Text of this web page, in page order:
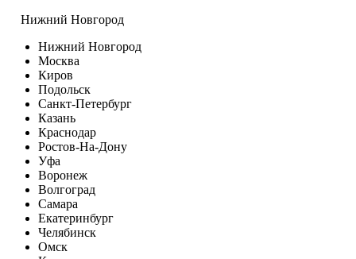
Нижний Новгород
Нижний Новгород
Москва
Киров
Подольск
Санкт-Петербург
Казань
Краснодар
Ростов-На-Дону
Уфа
Воронеж
Волгоград
Самара
Екатеринбург
Челябинск
Омск